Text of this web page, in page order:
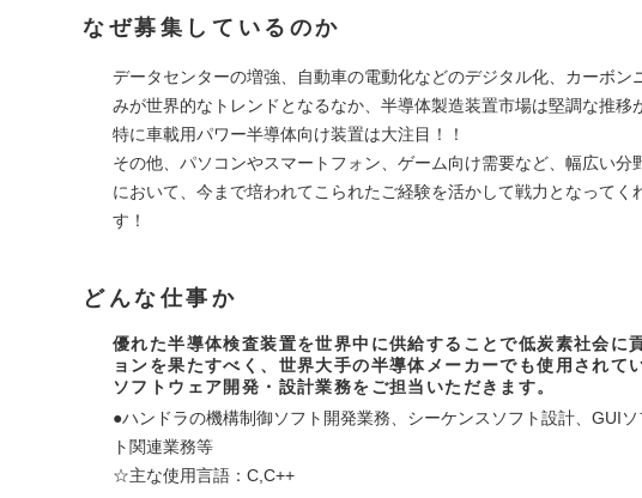
なぜ募集しているのか
データセンターの増強、自動車の電動化などのデジタル化、カーボン
みが世界的なトレンドとなるなか、半導体製造装置市場は堅調な推移
特に車載用パワー半導体向け装置は大注目！！
その他、パソコンやスマートフォン、ゲーム向け需要など、幅広い分
において、今まで培われてこられたご経験を活かして戦力となってく
す！
どんな仕事か
優れた半導体検査装置を世界中に供給することで低炭素社会に
ョンを果たすべく、世界大手の半導体メーカーでも使用されて
ソフトウェア開発・設計業務をご担当いただきます。
●ハンドラの機構制御ソフト開発業務、シーケンスソフト設計、GUI
ト関連業務等
☆主な使用言語：C,C++